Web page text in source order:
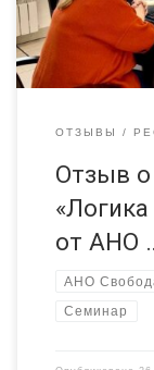
как правильно
потребности
ОТЗЫВЫ
Отзыв
от АНО
АНО
Семинар